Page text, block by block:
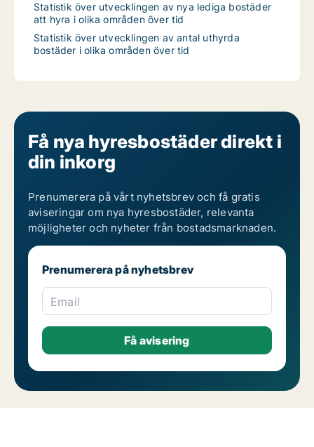
Statistik över utvecklingen av nya lediga bostäder
att hyra i olika områden över tid
Statistik över utvecklingen av antal uthyrda
bostäder i olika områden över tid
Få nya hyresbostäder direkt i
din inkorg
Prenumerera på vårt nyhetsbrev och få gratis
aviseringar om nya hyresbostäder, relevanta
möjligheter och nyheter från bostadsmarknaden.
Prenumerera på nyhetsbrev
Email